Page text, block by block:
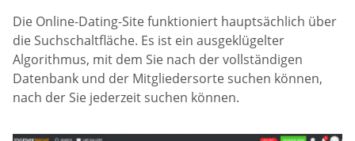
Die Online-Dating-Site funktioniert hauptsächlich über
die Suchschaltfläche. Es ist ein ausgeklügelter
Algorithmus, mit dem Sie nach der vollständigen
Datenbank und der Mitgliedersorte suchen können,
nach der Sie jederzeit suchen können.